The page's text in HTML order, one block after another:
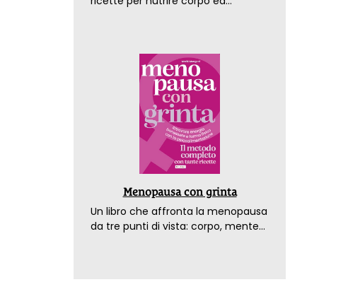
Menopausa con grinta
Un libro che affronta la menopausa
da tre punti di vista: corpo, mente